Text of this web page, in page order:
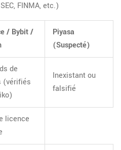
FINMA, etc.)
/ Bybit /
Piyasa
(Suspecté)
de
(vérifiés
Inexistant ou
falsifié
licence